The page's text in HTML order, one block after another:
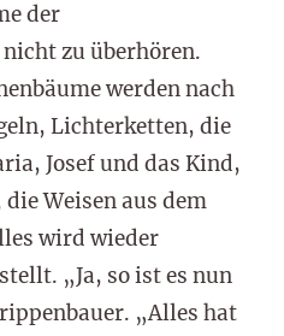
der
zu überhören.
werden nach
Lichterketten, die
Josef und das Kind,
Weisen aus dem
wird wieder
„Ja, so ist es nun
„Alles hat